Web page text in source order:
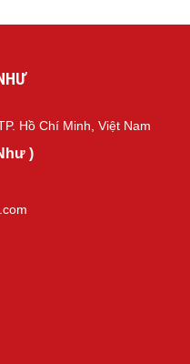
Hồ Chí Minh, Việt Nam
)